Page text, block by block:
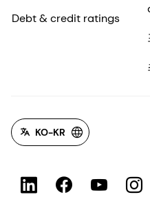
Debt & credit ratings
KO-KR